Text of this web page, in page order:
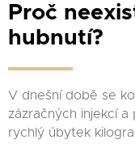
Proč
hubnutí?
V dnešní době se
zázračných injekcí a
rychlý úbytek